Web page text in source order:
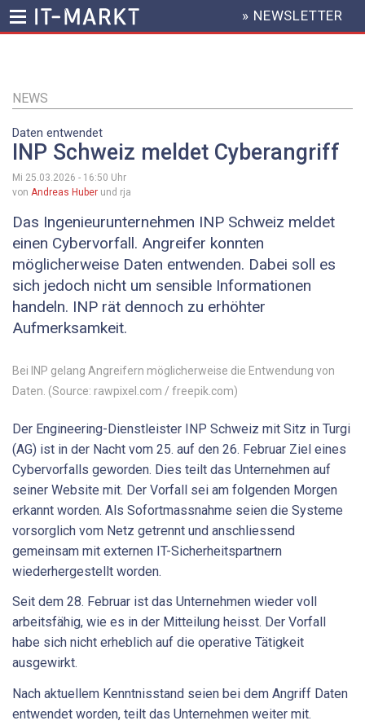
Inhalt
HEADER
MENU
» NEWSLETTER
NEWS
Daten entwendet
INP Schweiz meldet Cyberangriff
Mi 25.03.2026 - 16:50 Uhr
von Andreas Huber und rja
Das Ingenieurunternehmen INP Schweiz meldet
einen Cybervorfall. Angreifer konnten
möglicherweise Daten entwenden. Dabei soll es
sich jedoch nicht um sensible Informationen
handeln. INP rät dennoch zu erhöhter
Aufmerksamkeit.
Bei INP gelang Angreifern möglicherweise die Entwendung von
Daten. (Source: rawpixel.com / freepik.com)
Der Engineering-Dienstleister INP Schweiz mit Sitz in Turgi
(AG) ist in der Nacht vom 25. auf den 26. Februar Ziel eines
Cybervorfalls geworden. Dies teilt das Unternehmen auf
seiner Website mit. Der Vorfall sei am folgenden Morgen
erkannt worden. Als Sofortmassnahme seien die Systeme
vorsorglich vom Netz getrennt und anschliessend
gemeinsam mit externen IT-Sicherheitspartnern
wiederhergestellt worden.
Seit dem 28. Februar ist das Unternehmen wieder voll
arbeitsfähig, wie es in der Mitteilung heisst. Der Vorfall
habe sich nicht erheblich auf die operative Tätigkeit
ausgewirkt.
Nach aktuellem Kenntnisstand seien bei dem Angriff Daten
entwendet worden, teilt das Unternehmen weiter mit.